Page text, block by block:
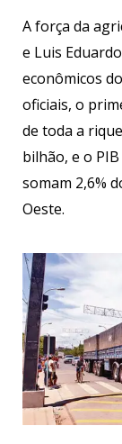
A força da
e Luis
econômicos
oficiais, o
de toda a
bilhão, e o
somam 2,6%
Oeste.